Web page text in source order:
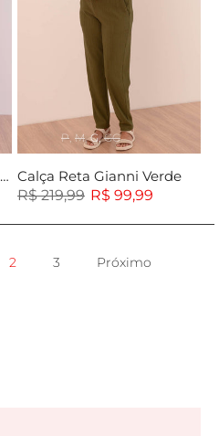
Calça Capri Viscolinho Bege
P M G GG
Calça Reta Gianni Verde
R$ 219,99 R$ 99,99
2 3 Próximo